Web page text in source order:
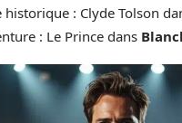
: Clyde Tolson
: Le Prince dans